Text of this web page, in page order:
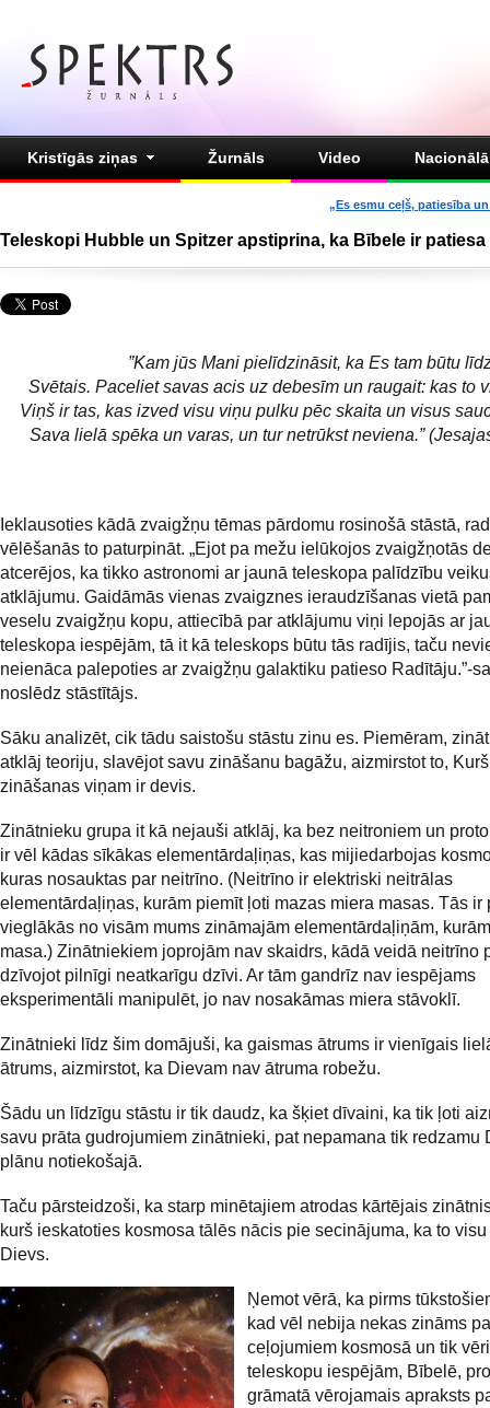
Kristīgās ziņas Žurnāls Video
„Es esmu ceļš, patiesība
Teleskopi Hubble un Spitzer apstiprina, ka Bībele ir patiesa
”Kam jūs Mani pielīdzināsit, ka Es tam būtu
Svētais. Paceliet savas acis uz debesīm un raugait: kas to
Viņš ir tas, kas izved visu viņu pulku pēc skaita un visus
Sava lielā spēka un varas, un tur netrūkst neviena.”
Ieklausoties kādā zvaigžņu tēmas pārdomu rosinošā stāstā,
vēlēšanās to paturpināt. „Ejot pa mežu ielūkojos zvaigžņotās
atcerējos, ka tikko astronomi ar jaunā teleskopa palīdzību
atklājumu. Gaidāmās vienas zvaigznes ieraudzīšanas vietā
veselu zvaigžņu kopu, attiecībā par atklājumu viņi lepojās ar
teleskopa iespējām, tā it kā teleskops būtu tās radījis, taču
neienāca palepoties ar zvaigžņu galaktiku patieso Radītāju.”-
noslēdz stāstītājs.
Sāku analizēt, cik tādu saistošu stāstu zinu es. Piemēram,
atklāj teoriju, slavējot savu zināšanu bagāžu, aizmirstot to,
zināšanas viņam ir devis.
Zinātnieku grupa it kā nejauši atklāj, ka bez neitroniem un
ir vēl kādas sīkākas elementārdaļiņas, kas mijiedarbojas
kuras nosauktas par neitrīno. (Neitrīno ir elektriski neitrālas
elementārdaļiņas, kurām piemīt ļoti mazas miera masas. Tās ir
vieglākās no visām mums zināmajām elementārdaļiņām,
masa.) Zinātniekiem joprojām nav skaidrs, kādā veidā neitrīno
dzīvojot pilnīgi neatkarīgu dzīvi. Ar tām gandrīz nav iespējams
eksperimentāli manipulēt, jo nav nosakāmas miera stāvoklī.
Zinātnieki līdz šim domājuši, ka gaismas ātrums ir vienīgais
ātrums, aizmirstot, ka Dievam nav ātruma robežu.
Šādu un līdzīgu stāstu ir tik daudz, ka šķiet dīvaini, ka tik ļoti
savu prāta gudrojumiem zinātnieki, pat nepamana tik redzamu
plānu notiekošajā.
Taču pārsteidzoši, ka starp minētajiem atrodas kārtējais
kurš ieskatoties kosmosa tālēs nācis pie secinājuma, ka to
Dievs.
Ņemot vērā, ka pirms
kad vēl nebija nekas zināms
ceļojumiem kosmosā un tik
teleskopu iespējām, Bībelē,
grāmatā vērojamais apraksts